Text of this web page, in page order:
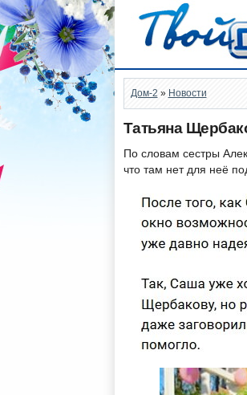
Дом-2 » Новости
Татьяна
По словам сестры
что там нет для неё